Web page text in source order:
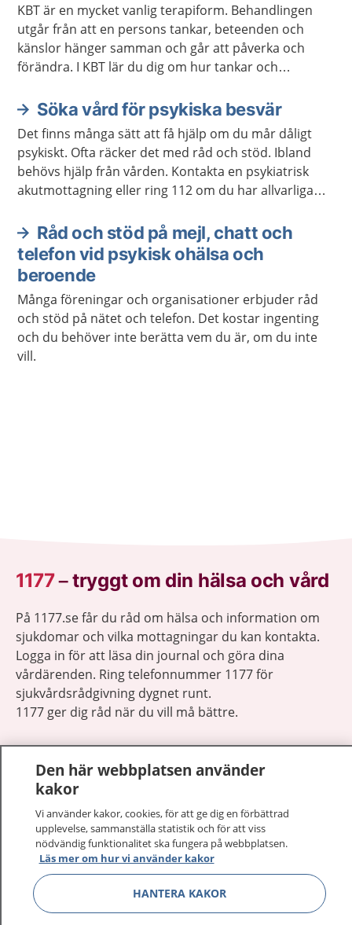
KBT är en mycket vanlig terapiform. Behandlingen
utgår från att en persons tankar, beteenden och
känslor hänger samman och går att påverka och
förändra. I KBT lär du dig om hur tankar och
Söka vård för psykiska besvär
Det finns många sätt att få hjälp om du mår dåligt
psykiskt. Ofta räcker det med råd och stöd. Ibland
behövs hjälp från vården. Kontakta en psykiatrisk
akutmottagning eller ring 112 om du har allvarliga
Råd och stöd på mejl, chatt och
telefon vid psykisk ohälsa och
beroende
Många föreningar och organisationer erbjuder råd
och stöd på nätet och telefon. Det kostar ingenting
och du behöver inte berätta vem du är, om du inte
vill.
1177–tryggt om din hälsa och vård
På 1177.se får du råd om hälsa och information om
sjukdomar och vilka mottagningar du kan kontakta.
Logga in för att läsa din journal och göra dina
vårdärenden. Ring telefonnummer 1177 för
sjukvårdsrådgivning dygnet runt.
1177 ger dig råd när du vill må bättre.
1177 på flera språk
Om 1177
Kontakt Visa
Den här webbplatsen använder
kakor
Vi använder kakor, cookies, för att ge dig en förbättrad
upplevelse, sammanställa statistik och för att viss
nödvändig funktionalitet ska fungera på webbplatsen.
Läs mer om hur vi använder kakor
HANTERA KAKOR